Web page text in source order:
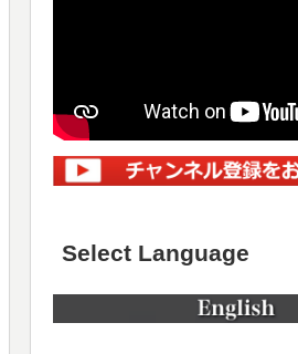
Select Language